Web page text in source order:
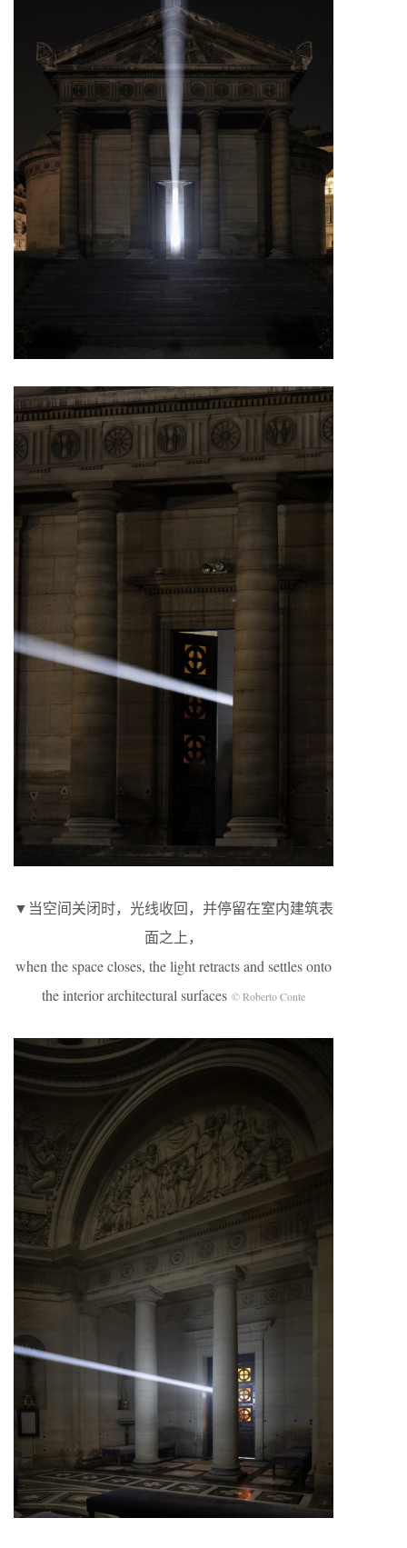
▼当空间关闭时，光线收回，并停留在室内建筑表
面之上，
when the space closes, the light retracts and settles onto
the interior architectural surfaces © Roberto Conte